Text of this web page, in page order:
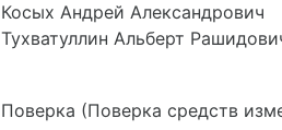
Косых Андрей Александрович
Тухватуллин Альберт
Поверка (Поверка средств